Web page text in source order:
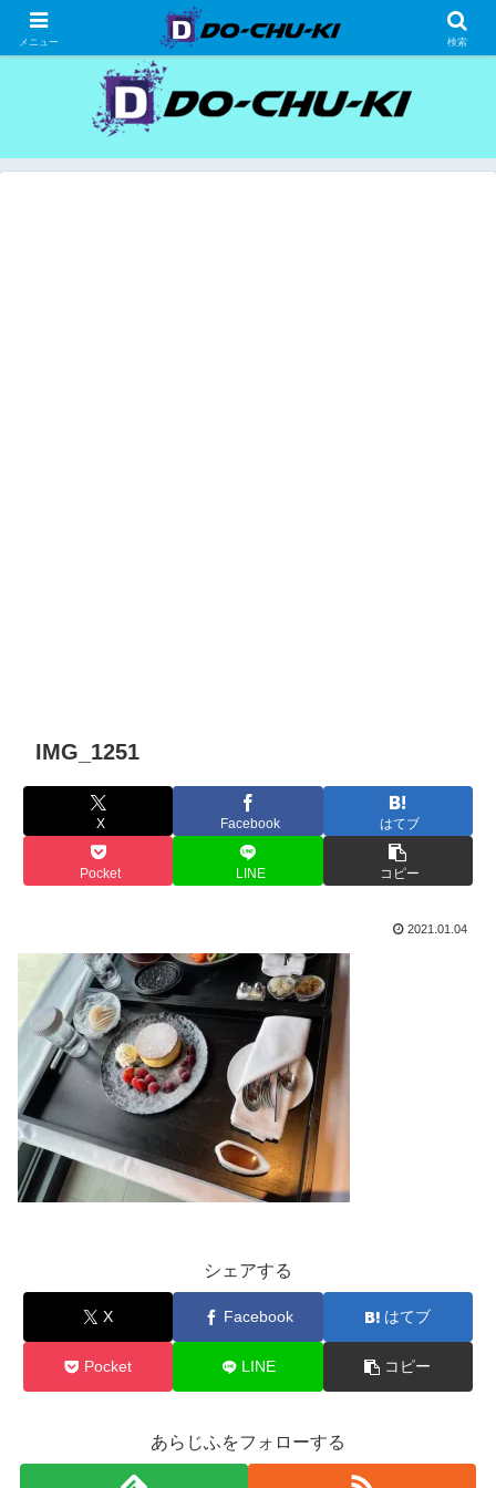
高級ホテルの格安宿泊研究、宿泊記
IMG_1251
X Facebook はてブ
Pocket LINE コピー
2021.01.04
シェアする
X Facebook はてブ
Pocket LINE コピー
あらじふをフォローする
メニュー 検索